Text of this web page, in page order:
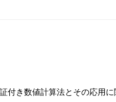
付き数値計算法とその応用